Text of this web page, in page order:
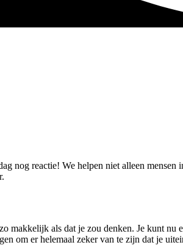
nog reactie! We helpen niet alleen
als dat je zou denken. Je kunt nu
om er helemaal zeker van te zijn dat je